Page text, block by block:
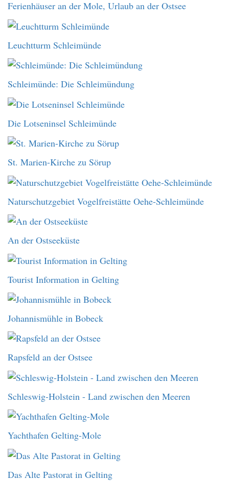
Ferienhäuser an der Mole, Urlaub an der Ostsee
Leuchtturm Schleimünde
Schleimünde: Die Schleimündung
Die Lotseninsel Schleimünde
St. Marien-Kirche zu Sörup
Naturschutzgebiet Vogelfreistätte Oehe-Schleimünde
An der Ostseeküste
Tourist Information in Gelting
Johannismühle in Bobeck
Rapsfeld an der Ostsee
Schleswig-Holstein - Land zwischen den Meeren
Yachthafen Gelting-Mole
Das Alte Pastorat in Gelting